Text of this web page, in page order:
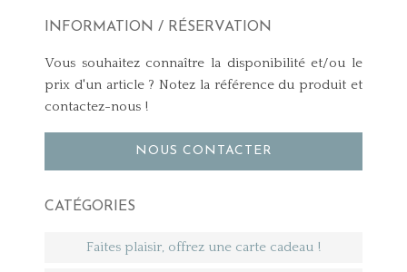
INFORMATION / RÉSERVATION
Vous souhaitez connaître la disponibilité et/ou le
prix d'un article ? Notez la référence du produit et
contactez-nous !
NOUS CONTACTER
CATÉGORIES
Faites plaisir, offrez une carte cadeau !